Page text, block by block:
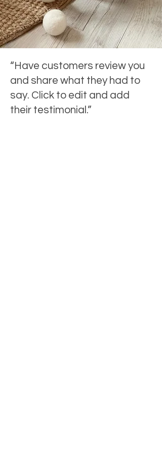
nicht ausgeschlossen werden kann.
“Have customers review you
and share what they had to
say. Click to edit and add
their testimonial.”